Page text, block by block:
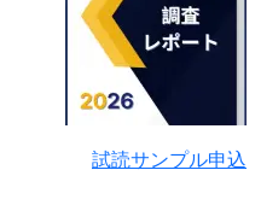
試読サンプル申込